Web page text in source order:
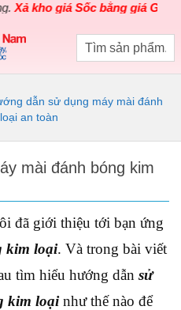
kho giá Sốc bằng giá Gốccho
dẫn sử dụng máy mài đánh
an toàn
mài đánh bóng kim
đã giới thiệu tới bạn ứng
kim loại. Và trong bài viết
tìm hiểu hướng dẫn sử
kim loạinhư thế nào để